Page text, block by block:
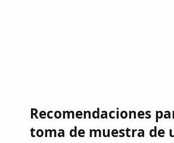
Recomendaciones
toma de muestra de